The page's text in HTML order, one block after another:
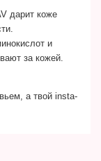
дарит коже
и
за кожей.
а твой insta-